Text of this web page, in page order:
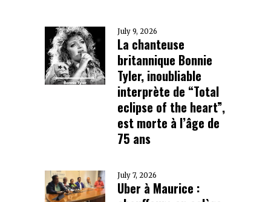
July 9, 2026
La chanteuse
britannique Bonnie
Tyler, inoubliable
interprète de “Total
eclipse of the heart”,
est morte à l’âge de
75 ans
July 7, 2026
Uber à Maurice :